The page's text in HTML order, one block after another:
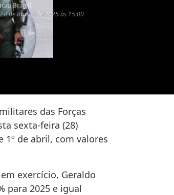
Brasil
28 de março de 2025 às 15:00
das Forças
sexta-feira (28)
1º de abril, com valores
exercício, Geraldo
para 2025 e igual